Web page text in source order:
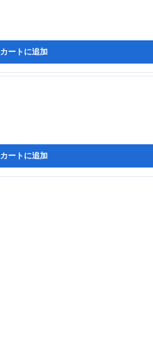
カートに追加
カートに追加